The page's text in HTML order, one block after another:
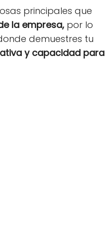
principales que
la empresa, por lo
demuestres tu
y capacidad para